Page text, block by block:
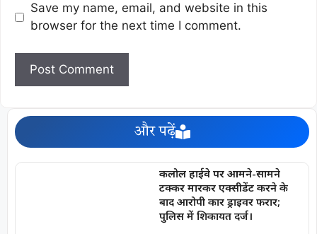
Save my name, email, and website in this
browser for the next time I comment.
और पढ़ें
कलोल हाईवे पर आमने-सामने
टक्कर मारकर एक्सीडेंट करने के
बाद आरोपी कार ड्राइवर फरार;
पुलिस में शिकायत दर्ज।